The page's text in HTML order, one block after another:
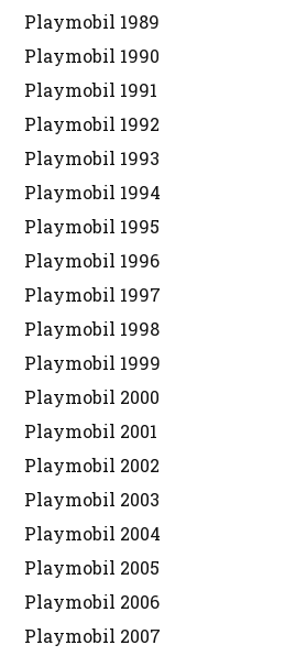
Playmobil 1989
Playmobil 1990
Playmobil 1991
Playmobil 1992
Playmobil 1993
Playmobil 1994
Playmobil 1995
Playmobil 1996
Playmobil 1997
Playmobil 1998
Playmobil 1999
Playmobil 2000
Playmobil 2001
Playmobil 2002
Playmobil 2003
Playmobil 2004
Playmobil 2005
Playmobil 2006
Playmobil 2007